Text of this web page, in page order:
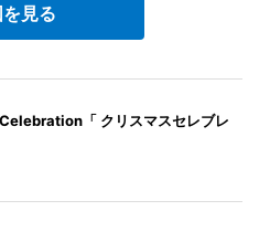
見る
「 クリスマスセレブレ